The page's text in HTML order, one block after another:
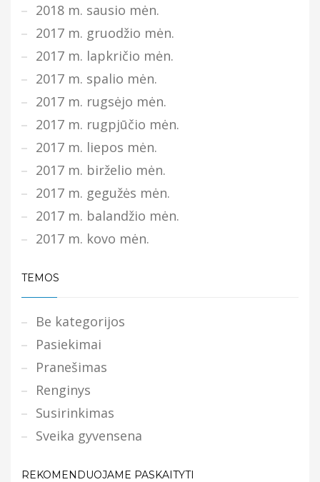
2018 m. sausio mėn.
2017 m. gruodžio mėn.
2017 m. lapkričio mėn.
2017 m. spalio mėn.
2017 m. rugsėjo mėn.
2017 m. rugpjūčio mėn.
2017 m. liepos mėn.
2017 m. birželio mėn.
2017 m. gegužės mėn.
2017 m. balandžio mėn.
2017 m. kovo mėn.
TEMOS
Be kategorijos
Pasiekimai
Pranešimas
Renginys
Susirinkimas
Sveika gyvensena
REKOMENDUOJAME PASKAITYTI